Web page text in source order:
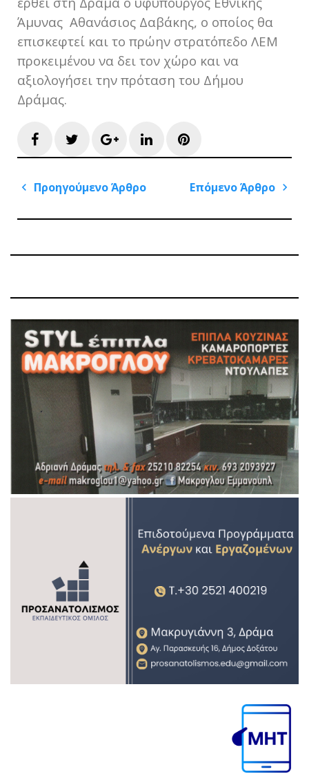
Άμυνας Αθανάσιος Δαβάκης, ο οποίος θα
επισκεφτεί και το πρώην στρατόπεδο ΛΕΜ
προκειμένου να δει τον χώρο και να
αξιολογήσει την πρόταση του Δήμου
Δράμας.
FacebookTwitterGoogle+LinkedInPinterest
Πλοήγηση
Προηγούμενο Άρθρο
Επόμενο Άρθρο